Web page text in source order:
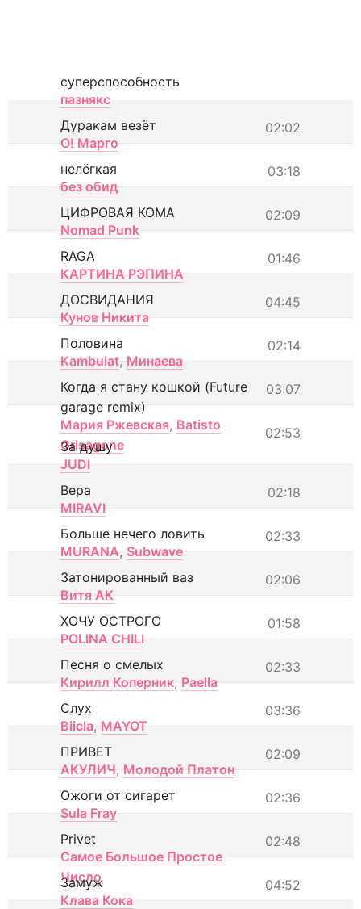
суперспособность
пазнякс
02:02
Дуракам везёт
О! Марго
03:18
нелёгкая
без обид
02:09
ЦИФРОВАЯ КОМА
Nomad Punk
01:46
RAGA
КАРТИНА РЭПИНА
04:45
ДОСВИДАНИЯ
Кунов Никита
02:14
Половина
Kambulat, Минаева
03:07
Когда я стану кошкой (Future
garage remix)
Мария Ржевская, Batisto
Grisagone
02:53
За душу
JUDI
02:18
Вера
MIRAVI
02:33
Больше нечего ловить
MURANA, Subwave
02:06
Затонированный ваз
Витя АК
01:58
ХОЧУ ОСТРОГО
POLINA CHILI
02:33
Песня о смелых
Кирилл Коперник, Paella
03:36
Слух
Biicla, MAYOT
02:09
ПРИВЕТ
АКУЛИЧ, Молодой Платон
02:36
Ожоги от сигарет
Sula Fray
02:48
Privet
Самое Большое Простое
Число
04:52
Замуж
Клава Кока